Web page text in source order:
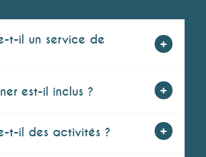
t-il un service de
est-il inclus ?
t-il des activités ?